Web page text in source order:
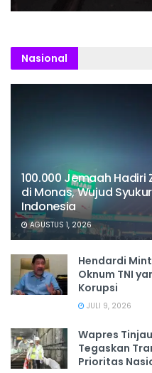
Nasional
100.000 Jemaah
di Monas, Wujud
Indonesia
AGUSTUS 1, 2026
Hendardi
Oknum TNI
Korupsi
JULI 9, 2026
Wapres
Tegaskan
Prioritas